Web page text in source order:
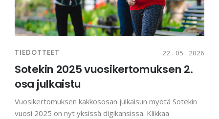
TIEDOTTEET 22 . 05 . 2026
Sotekin 2025 vuosikertomuksen 2.
osa julkaistu
Vuosikertomuksen kakkososan julkaisun myötä Sotekin
vuosi 2025 on nyt yksissä digikansissa. Klikkaa